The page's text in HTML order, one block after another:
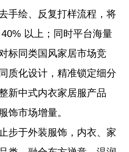
手绘、反复打样流程，将
以上；同时平台海量
标同类国风家居市场竞
质化设计，精准锁定细分
新中式内衣家居服产品
饰市场增量。
步于外装服饰，内衣、家